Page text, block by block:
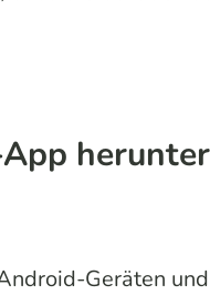
Geräten